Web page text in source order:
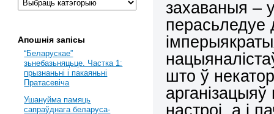
захаваныя –
перасьледуе
што ў
настроі, а і
Апошнія запісы
“Беларускае”
зьнебазьняцьце. Частка 1:
прызнаньні і пакаяньні
Пратасевіча
Ушануйма памяць
сапраўднага беларуса-